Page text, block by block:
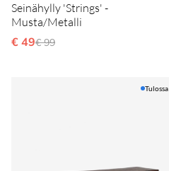
Seinähylly 'Strings' -
Musta/Metalli
€ 49Normaali hinta
€ 99
Tulossa